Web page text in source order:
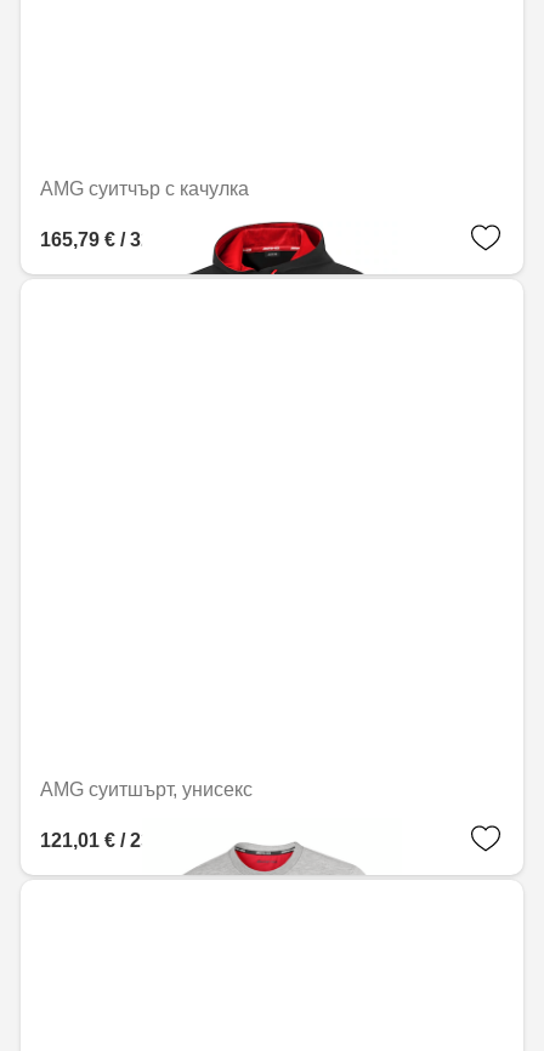
AMG суитчър с качулка
165,79 € / 324,26 лв.
AMG суитшърт, унисекс
121,01 € / 236,67 лв.